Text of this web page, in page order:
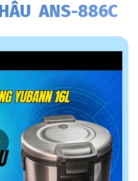
ANS-886C